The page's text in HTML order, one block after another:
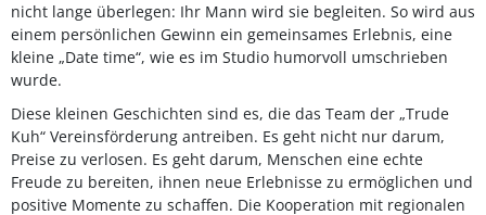
nicht lange überlegen: Ihr Mann wird sie begleiten. So wird aus
einem persönlichen Gewinn ein gemeinsames Erlebnis, eine
kleine „Date time“, wie es im Studio humorvoll umschrieben
wurde.
Diese kleinen Geschichten sind es, die das Team der „Trude
Kuh“ Vereinsförderung antreiben. Es geht nicht nur darum,
Preise zu verlosen. Es geht darum, Menschen eine echte
Freude zu bereiten, ihnen neue Erlebnisse zu ermöglichen und
positive Momente zu schaffen. Die Kooperation mit regionalen